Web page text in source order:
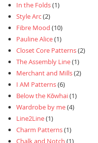
In the Folds(1)
Style Arc(2)
Fibre Mood (10)
Pauline Alice(1)
Closet Core Patterns(2)
The Assembly Line(1)
Merchant and Mills(2)
I AM Patterns(6)
Below the Kōwhai(1)
Wardrobe by me(4)
Line2Line(1)
Charm Patterns(1)